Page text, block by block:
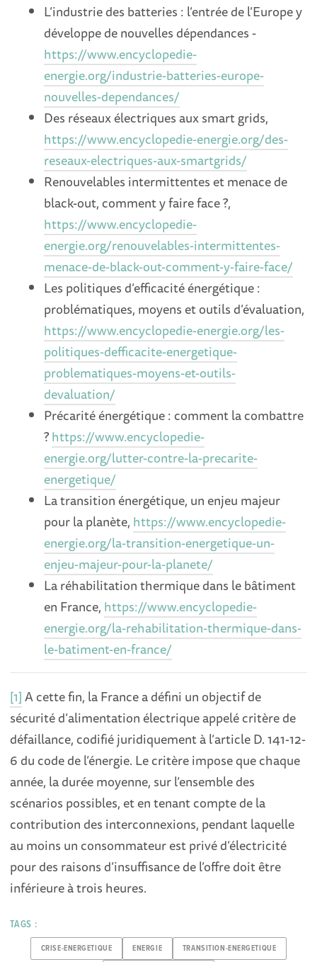
L’industrie des batteries : l’entrée de l’Europe y
développe de nouvelles dépendances -
https://www.encyclopedie-
energie.org/industrie-batteries-europe-
nouvelles-dependances/
Des réseaux électriques aux smart grids,
https://www.encyclopedie-energie.org/des-
reseaux-electriques-aux-smartgrids/
Renouvelables intermittentes et menace de
black-out, comment y faire face ?,
https://www.encyclopedie-
energie.org/renouvelables-intermittentes-
menace-de-black-out-comment-y-faire-face/
Les politiques d’efficacité énergétique :
problématiques, moyens et outils d’évaluation,
https://www.encyclopedie-energie.org/les-
politiques-defficacite-energetique-
problematiques-moyens-et-outils-
devaluation/
Précarité énergétique : comment la combattre
?https://www.encyclopedie-
energie.org/lutter-contre-la-precarite-
energetique/
La transition énergétique, un enjeu majeur
pour la planète, https://www.encyclopedie-
energie.org/la-transition-energetique-un-
enjeu-majeur-pour-la-planete/
La réhabilitation thermique dans le bâtiment
en France, https://www.encyclopedie-
energie.org/la-rehabilitation-thermique-dans-
le-batiment-en-france/
[1]A cette fin, la France a défini un objectif de
sécurité d’alimentation électrique appelé critère de
défaillance, codifié juridiquement à l’article D. 141-12-
6 du code de l’énergie. Le critère impose que chaque
année, la durée moyenne, sur l’ensemble des
scénarios possibles, et en tenant compte de la
contribution des interconnexions, pendant laquelle
au moins un consommateur est privé d’électricité
pour des raisons d’insuffisance de l’offre doit être
inférieure à trois heures.
TAGS :
CRISE-ENERGETIQUE ENERGIE TRANSITION-ENERGETIQUE